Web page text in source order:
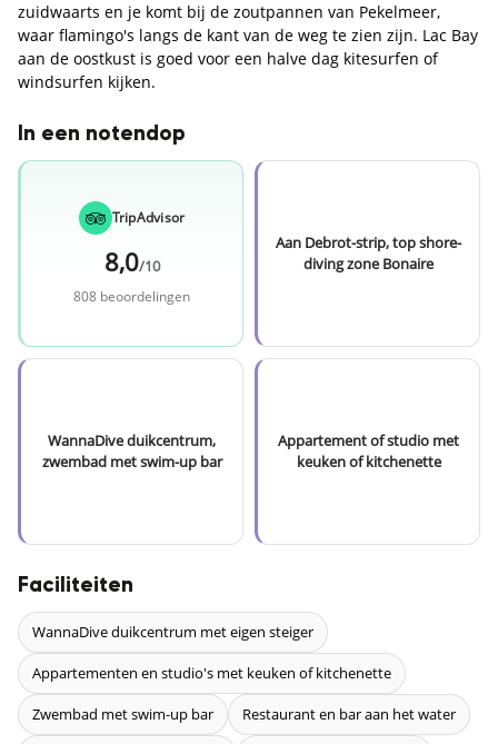
zuidwaarts en je komt bij de zoutpannen van Pekelmeer,
waar flamingo's langs de kant van de weg te zien zijn. Lac Bay
aan de oostkust is goed voor een halve dag kitesurfen of
windsurfen kijken.
In een notendop
TripAdvisor
8,0/10
808 beoordelingen
Aan Debrot-strip, top shore-
diving zone Bonaire
WannaDive duikcentrum,
zwembad met swim-up bar
Appartement of studio met
keuken of kitchenette
Faciliteiten
WannaDive duikcentrum met eigen steiger
Appartementen en studio's met keuken of kitchenette
Zwembad met swim-up bar Restaurant en bar aan het water